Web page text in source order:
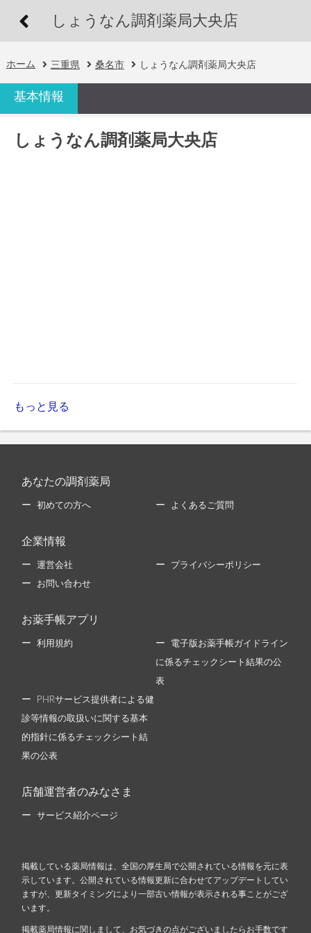
しょうなん調剤薬局大央店
ホーム 三重県 桑名市 しょうなん調剤薬局大央店
基本情報
しょうなん調剤薬局大央店
もっと見る
あなたの調剤薬局
初めての方へ よくあるご質問
企業情報
運営会社 プライバシーポリシー
お問い合わせ
お薬手帳アプリ
利用規約 電子版お薬手帳ガイドライン
に係るチェックシート結果の公
表
PHRサービス提供者による健
診等情報の取扱いに関する基本
的指針に係るチェックシート結
果の公表
店舗運営者のみなさま
サービス紹介ページ
掲載している薬局情報は、全国の厚生局で公開されている情報を元に表
示しています。公開されている情報更新に合わせてアップデートしてい
ますが、更新タイミングにより一部古い情報が表示される事ことがござ
います。
掲載薬局情報に関しまして、お気づきの点がございましたらお手数です